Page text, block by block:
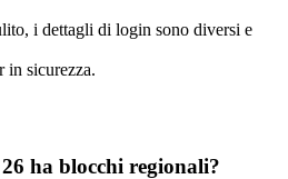
i dettagli di login sono diversi e
in sicurezza.
ha blocchi regionali?